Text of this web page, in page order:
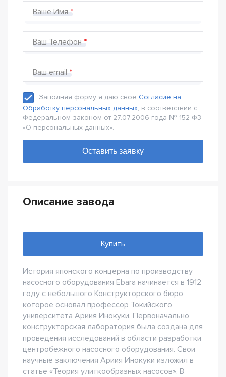
Ваше Имя
Ваш Телефон
Ваш email
Заполняя форму я даю своё Согласие на
Обработку персональных данных, в соответствии с
Федеральном законом от 27.07.2006 года № 152-Ф3
«О персональных данных».
Описание завода
Купить
История японского концерна по производству
насосного оборудования Ebara начинается в 1912
году с небольшого Конструкторского бюро,
которое основал профессор Токийского
университета Ариия Инокуки. Первоначально
конструкторская лаборатория была создана для
проведения исследований в области разработки
центробежного насосного оборудования. Свои
научные заключения Ариия Инокуки изложил в
статье «Теория улиткообразных насосов». В